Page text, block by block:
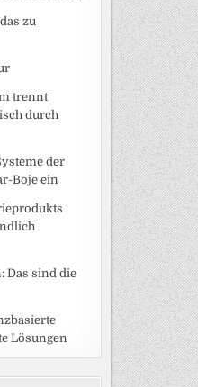
zu
trennt
durch
der
Boje ein
Das sind die
Lösungen